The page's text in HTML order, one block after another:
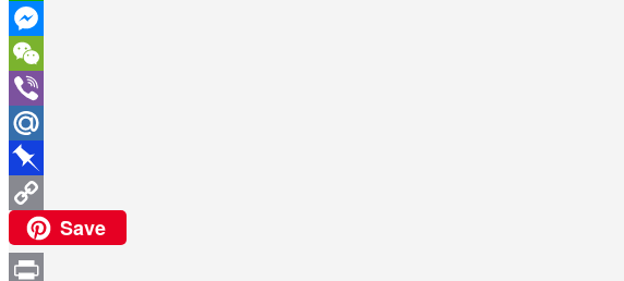
WhatsApp
Messenger
WeChat
Viber
Mail.Ru
Pinboard
Copy
Link
Save